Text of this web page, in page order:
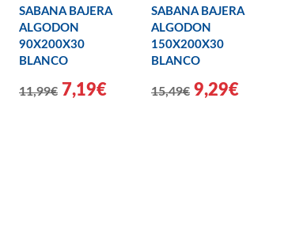
SABANA BAJERA
ALGODON
90X200X30
BLANCO
11,99€ 7,19€
SABANA BAJERA
ALGODON
150X200X30
BLANCO
15,49€ 9,29€